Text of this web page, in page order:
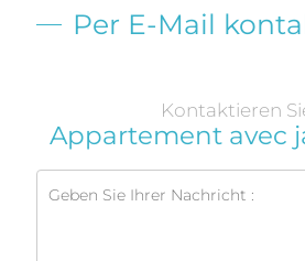
Per E-Mail
Kontaktieren
Appartement avec